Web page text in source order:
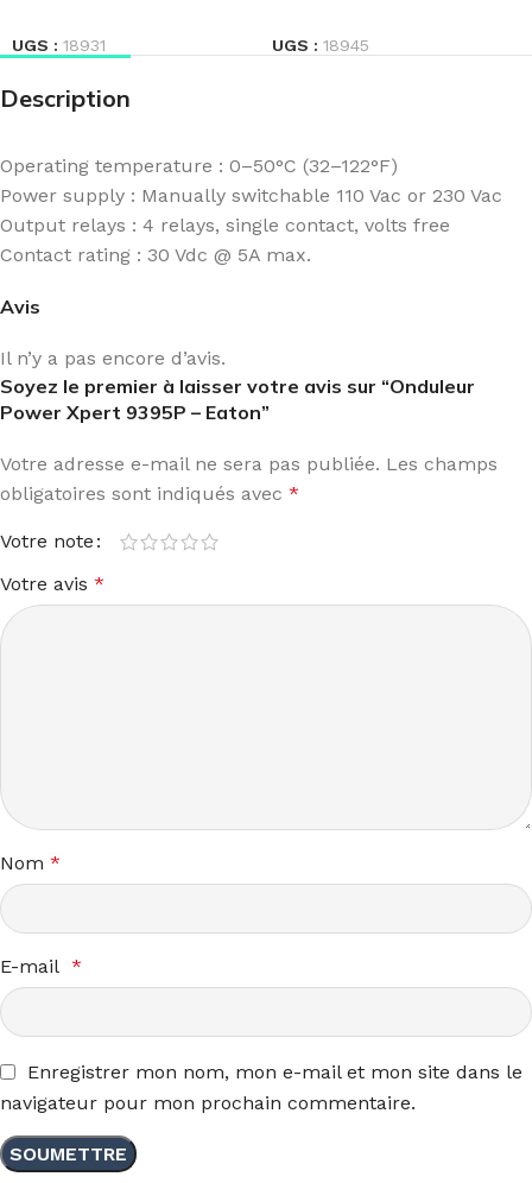
UGS : 18931 UGS : 18945
Description
Operating temperature : 0–50°C (32–122°F)
Power supply : Manually switchable 110 Vac or 230 Vac
Output relays : 4 relays, single contact, volts free
Contact rating : 30 Vdc @ 5A max.
Avis
Il n’y a pas encore d’avis.
Soyez le premier à laisser votre avis sur “Onduleur
Power Xpert 9395P – Eaton”
Votre adresse e-mail ne sera pas publiée. Les champs
obligatoires sont indiqués avec *
Votre note
Votre avis *
Nom *
E-mail *
Enregistrer mon nom, mon e-mail et mon site dans le
navigateur pour mon prochain commentaire.